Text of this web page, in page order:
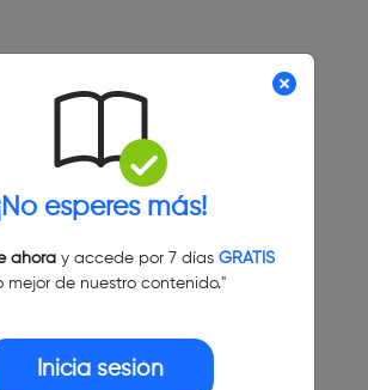
esperes más!
ahoray accede por 7 días GRATIS
mejor de nuestro contenido."
Inicia sesión